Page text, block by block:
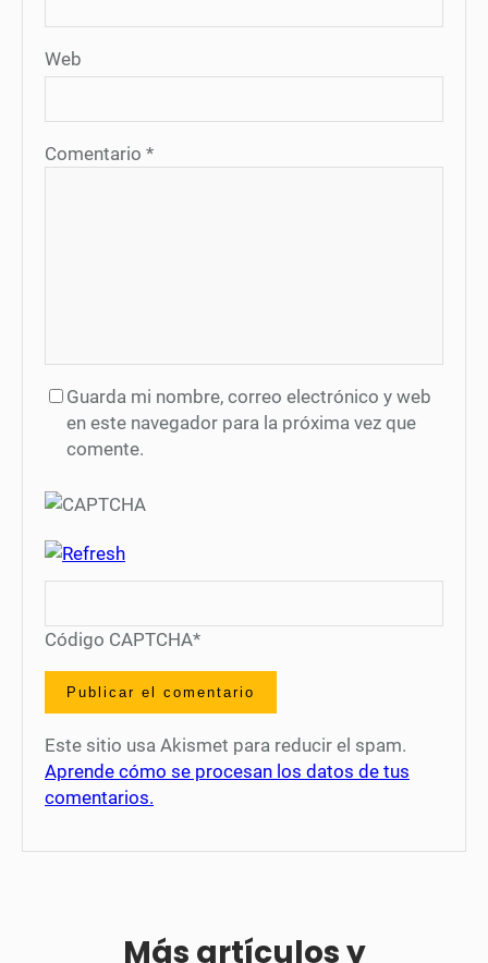
Web
Comentario *
Guarda mi nombre, correo electrónico y web
en este navegador para la próxima vez que
comente.
Código CAPTCHA*
Este sitio usa Akismet para reducir el spam.
Aprende cómo se procesan los datos de tus
comentarios.
Más artículos y